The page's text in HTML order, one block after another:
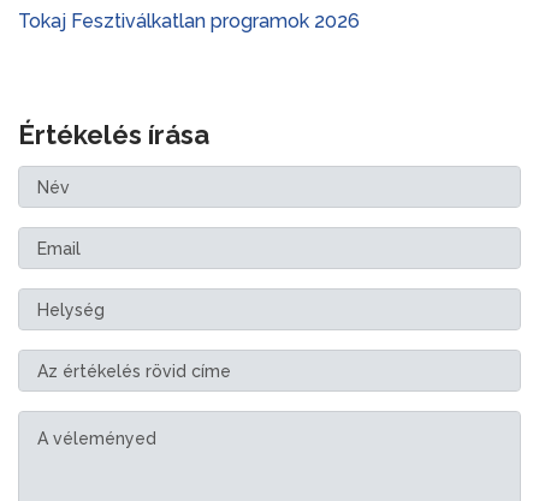
Tokaj Fesztiválkatlan programok 2026
Értékelés írása